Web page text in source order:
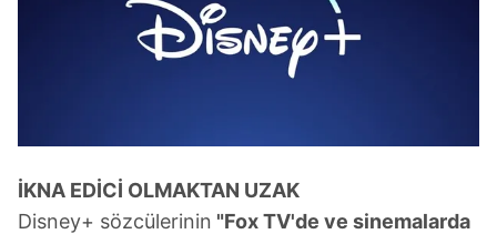
İKNA EDİCİ OLMAKTAN UZAK
Disney+ sözcülerinin "Fox TV'de ve sinemalarda